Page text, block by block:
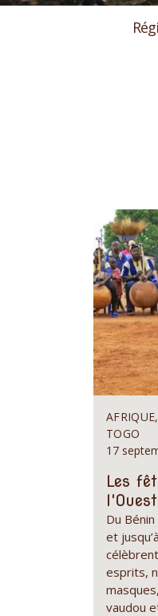
TOGO
17
Les
Du
et
esprits,
vaudou